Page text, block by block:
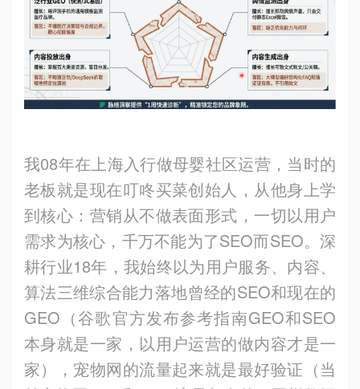
我08年在上海入行做母婴社区运营，当时的
老板就是现在叮咚买菜创始人，从他身上学
到核心：营销从不做表面形式，一切以用户
需求为核心，千万不能为了SEO而SEO。深
耕行业18年，我始终以为用户服务、内容、
算法三维综合能力落地曾经的SEO和现在的
GEO（谷歌官方发布参考指南GEO和SEO
本身就是一家，以用户运营的做内容才是一
家），宠物网的流量起来就是最好验证（当